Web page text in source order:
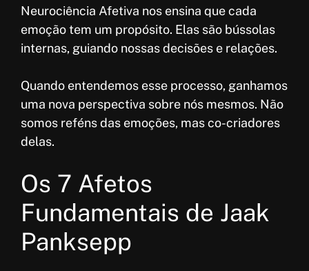
Neurociência Afetiva nos ensina que cada
emoção tem um propósito. Elas são bússolas
internas, guiando nossas decisões e relações.
Quando entendemos esse processo, ganhamos
uma nova perspectiva sobre nós mesmos. Não
somos reféns das emoções, mas co-criadores
delas.
Os 7 Afetos
Fundamentais de Jaak
Panksepp